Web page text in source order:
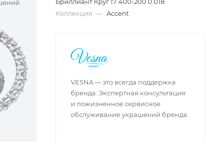
Коллекция — Accent
VESNA — это всегда поддержка
бренда. Экспертная консультация
и пожизненное сервисное
обслуживание украшений бренда.